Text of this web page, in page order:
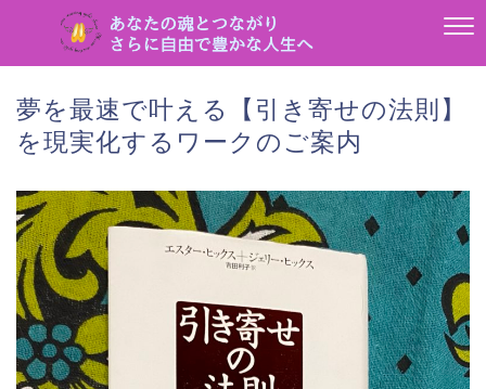
夢を最速で叶える【引き寄せの法則】
を現実化するワークのご案内